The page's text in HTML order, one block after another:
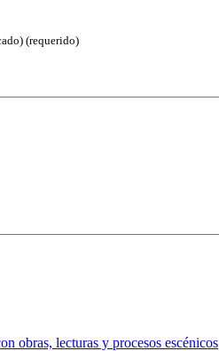
(requerido)
obras, lecturas y procesos escénicos